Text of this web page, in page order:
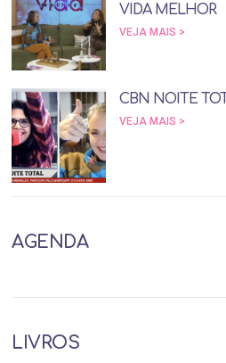
VIDA MELHOR
VEJA MAIS >
CBN NOITE
VEJA MAIS >
AGENDA
LIVROS